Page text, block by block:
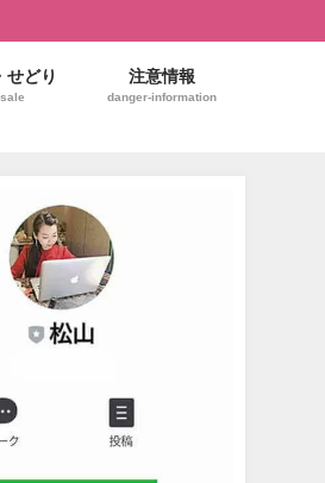
せどり 注意情報
danger-information